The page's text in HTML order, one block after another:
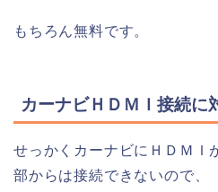
もちろん無料です。
カーナビＨＤＭＩ接続に
せっかくカーナビにＨＤＭＩ
部からは接続できないので、